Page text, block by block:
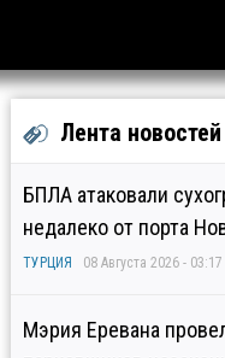
Лента новостей
БПЛА атаковали
недалеко от порта
ТУРЦИЯ 08 Августа 2026 - 03:17
Мэрия Еревана